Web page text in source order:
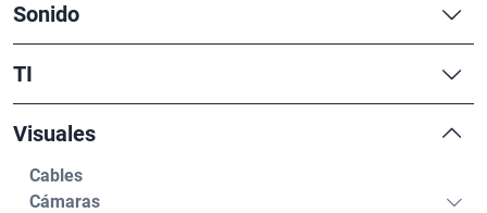
Sonido
TI
Visuales
Cables
Cámaras